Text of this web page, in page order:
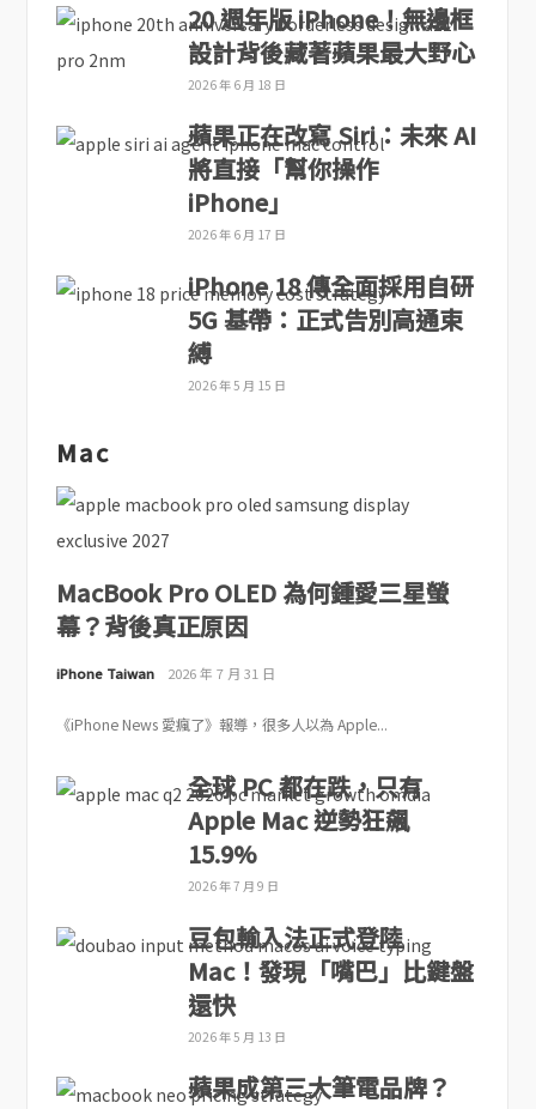
20 週年版 iPhone！無邊框
設計背後藏著蘋果最大野心
2026 年 6 月 18 日
蘋果正在改寫 Siri：未來 AI
將直接「幫你操作
iPhone」
2026 年 6 月 17 日
iPhone 18 傳全面採用自研
5G 基帶：正式告別高通束
縛
2026 年 5 月 15 日
Mac
MacBook Pro OLED 為何鍾愛三星螢
幕？背後真正原因
iPhone Taiwan 2026 年 7 月 31 日
《iPhone News 愛瘋了》報導，很多人以為 Apple...
全球 PC 都在跌，只有
Apple Mac 逆勢狂飆
15.9%
2026 年 7 月 9 日
豆包輸入法正式登陸
Mac！發現「嘴巴」比鍵盤
還快
2026 年 5 月 13 日
蘋果成第三大筆電品牌？